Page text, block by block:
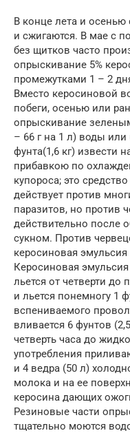
В конце лета и осенью
и сжигаются. В мае с
без щитков часто
опрыскивание 5%
промежутками 1 – 2
Вместо керосиновой
побеги, осенью или
опрыскивание
– 66 г на 1 л) воды
фунта(1,6 кг) извести
прибавкою по
купороса; это
действует против
паразитов, но против
действительно после
сукном. Против
керосиновая
Керосиновая эмульсия
льется от четверти
и льется понемногу 1
вспениваемого
вливается 6 фунтов
четверть часа до
употребления
и 4 ведра (50 л)
молока и на ее
керосина дающих
Резиновые части
тщательно моются